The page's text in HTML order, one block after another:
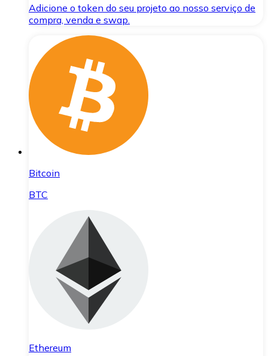
Adicione o token do seu projeto ao nosso serviço de
compra, venda e swap.
Bitcoin
BTC
Ethereum